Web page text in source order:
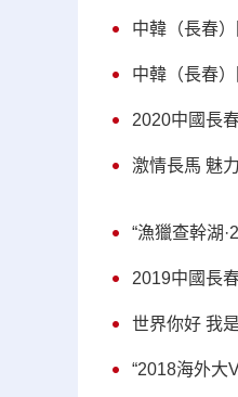
中韓（長春
中韓（長春
2020中國長
激情長馬 魅
“漁獵查幹湖
2019中國長
世界你好 我
“2018海外大